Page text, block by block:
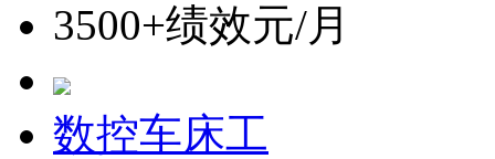
3500+绩效元/月
数控车床工